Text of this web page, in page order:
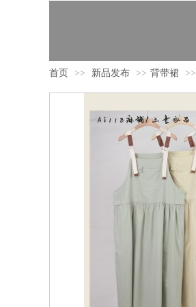
首页 >> 新品发布 >> 背带裙 >>